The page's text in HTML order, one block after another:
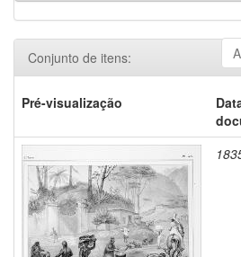
Conjunto de itens:
Pré-visualização